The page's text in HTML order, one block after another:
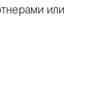
или